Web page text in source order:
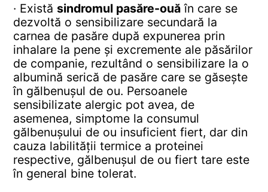
· Există sindromul pasăre-ouăîn care se
dezvoltă o sensibilizare secundară la
carnea de pasăre după expunerea prin
inhalare la pene și excremente ale păsărilor
de companie, rezultând o sensibilizare la o
albumină serică de pasăre care se găsește
în gălbenușul de ou. Persoanele
sensibilizate alergic pot avea, de
asemenea, simptome la consumul
gălbenușului de ou insuficient fiert, dar din
cauza labilității termice a proteinei
respective, gălbenușul de ou fiert tare este
în general bine tolerat.